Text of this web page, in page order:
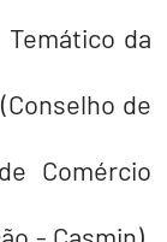
da
de
Comércio